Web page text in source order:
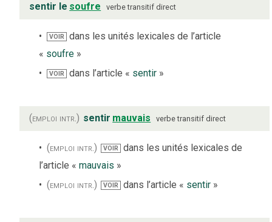
sentir le soufre verbe transitif direct
VOIR
dans les unités lexicales de l’article
« soufre »
VOIR dans l’article « sentir »
(emploi intr.) sentir mauvais verbe transitif direct
(emploi intr.) VOIR dans les unités lexicales de
l’article « mauvais »
(emploi intr.)
VOIR dans l’article « sentir»